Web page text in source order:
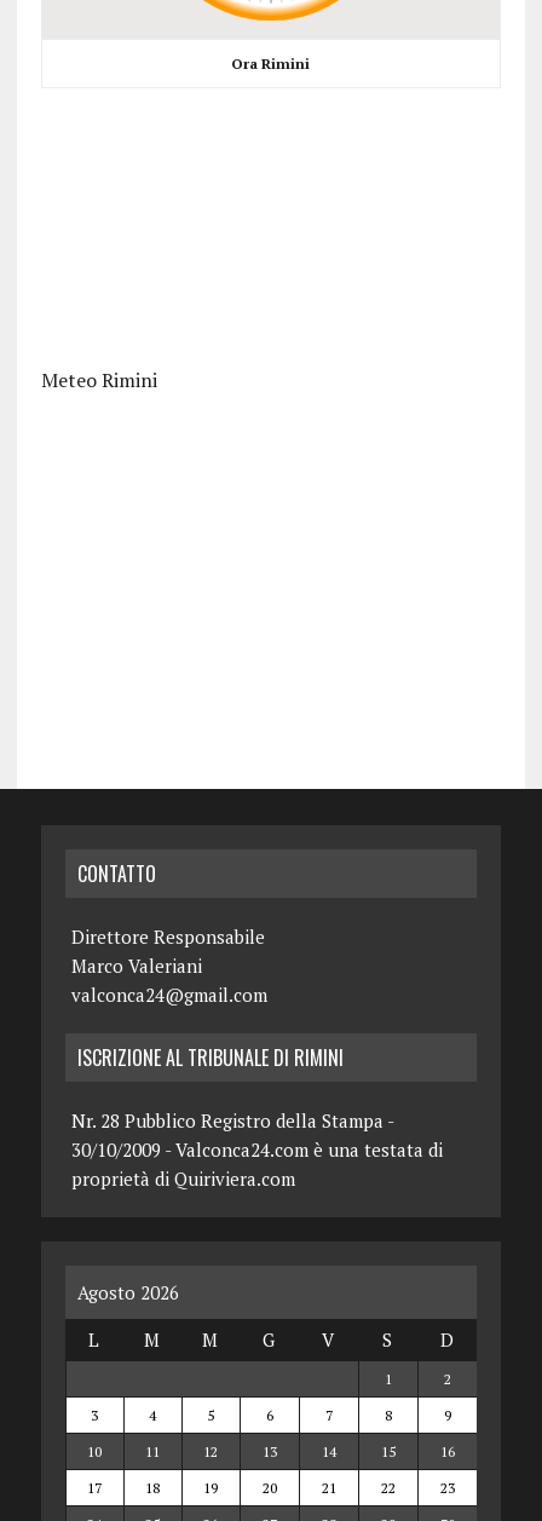
Ora Rimini
Meteo Rimini
CONTATTO
Direttore Responsabile
Marco Valeriani
valconca24@gmail.com
ISCRIZIONE AL TRIBUNALE DI RIMINI
Nr. 28 Pubblico Registro della Stampa -
30/10/2009 - Valconca24.com è una testata di
proprietà di Quiriviera.com
Agosto 2026
L
M M G V S D
1
2
3
4 5 6 7 8
9
10
11 12 13 14 15
16
17
18 19 20 21 22
23